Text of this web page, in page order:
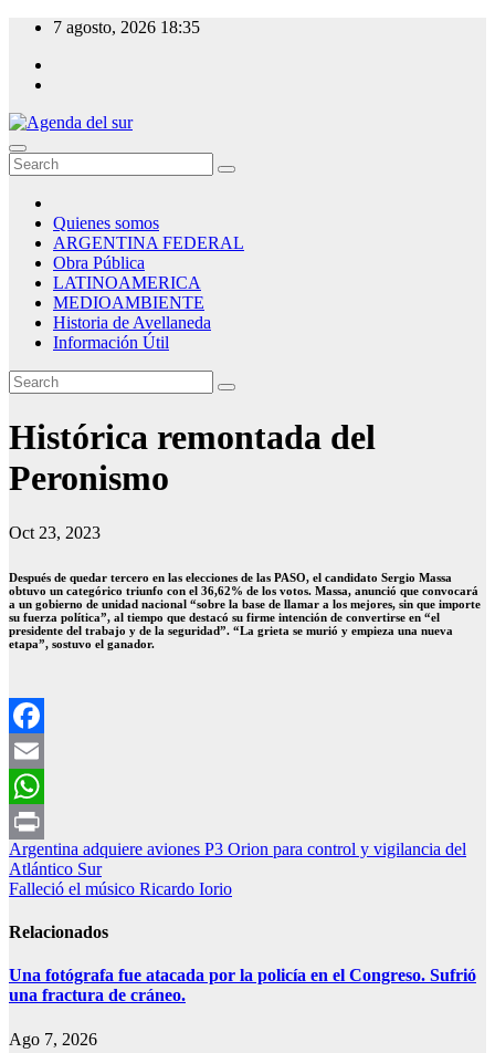
Skip
content
7 agosto, 2026 18:35
Agenda del sur
Quienes somos
ARGENTINA FEDERAL
Obra Pública
LATINOAMERICA
MEDIOAMBIENTE
Historia de Avellaneda
Información Útil
Histórica remontada del
Peronismo
Oct 23, 2023
Después de quedar tercero en las elecciones de las PASO, el candidato Sergio Massa
obtuvo un categórico triunfo con el 36,62% de los votos. Massa, anunció que convocará
a un gobierno de unidad nacional “sobre la base de llamar a los mejores, sin que importe
su fuerza política”, al tiempo que destacó su firme intención de convertirse en “el
presidente del trabajo y de la seguridad”. “La grieta se murió y empieza una nueva
etapa”, sostuvo el ganador.
Facebook
Email
WhatsApp
Print
Navegación
de
Argentina adquiere aviones P3 Orion para control y vigilancia del
Atlántico Sur
Falleció el músico Ricardo Iorio
Relacionados
Una fotógrafa fue atacada por la policía en el Congreso. Sufrió
una fractura de cráneo.
Ago 7, 2026